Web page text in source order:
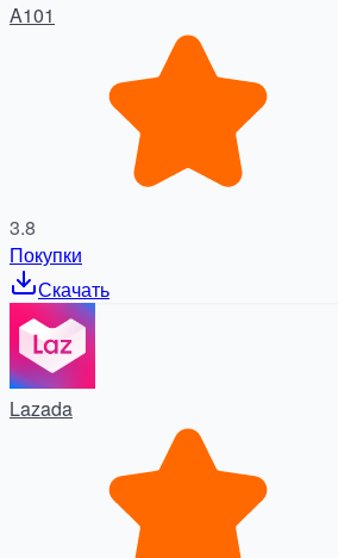
A101
3.8
Покупки
Скачать
Lazada